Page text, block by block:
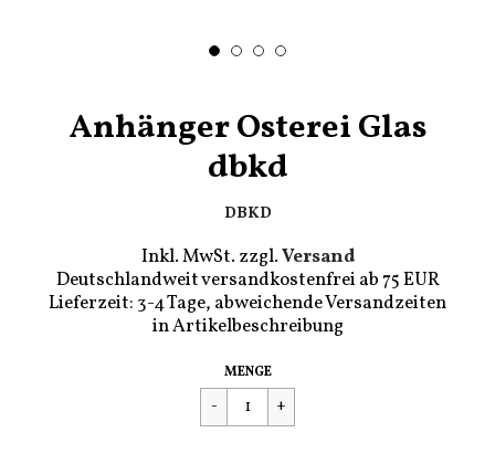
Anhänger Osterei Glas
dbkd
DBKD
Inkl. MwSt. zzgl.Versand
Deutschlandweit versandkostenfrei ab 75 EUR
Lieferzeit: 3-4 Tage, abweichende Versandzeiten
in Artikelbeschreibung
Regulärer
Preis
€4,90
MENGE